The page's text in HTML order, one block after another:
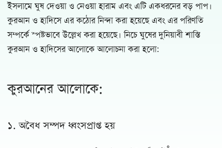
ইসলামে ঘুষ দেওয়া ও নেওয়া হারাম এবং এটি একধরনের বড় পাপ।
কুরআন ও হাদিসে এর কঠোর নিন্দা করা হয়েছে এবং এর পরিণতি
সম্পর্কে স্পষ্টভাবে উল্লেখ করা হয়েছে। নিচে ঘুষের দুনিয়াবী শাস্তি
কুরআন ও হাদিসের আলোকে আলোচনা করা হলো:
কুরআনের আলোকে:
১. অবৈধ সম্পদ ধ্বংসপ্রাপ্ত হয়